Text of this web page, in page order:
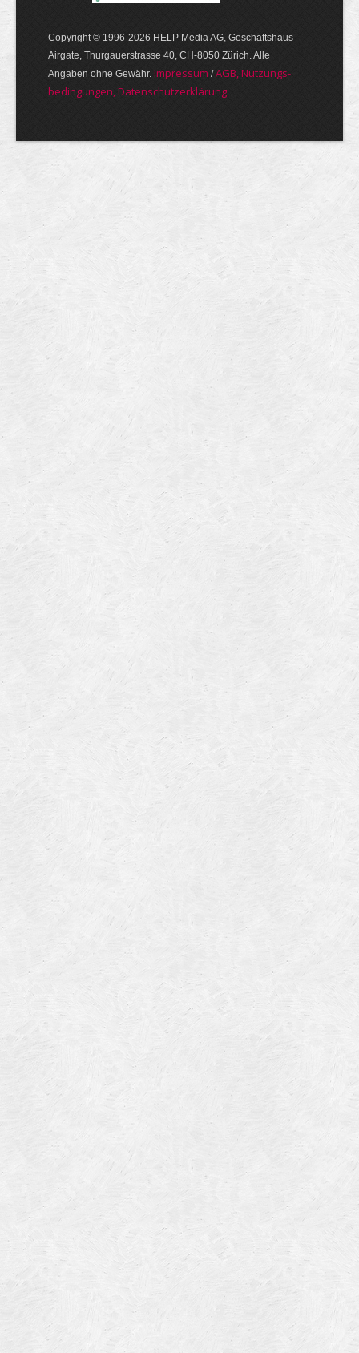
Copyright © 1996-2026 HELP Media AG, Geschäftshaus
Airgate, Thurgauer­strasse 40, CH-8050 Zürich. Alle
Angaben ohne Gewähr. Im­pres­sum /AGB, Nut­zungs­
bedin­gungen, Daten­schutz­er­klärung